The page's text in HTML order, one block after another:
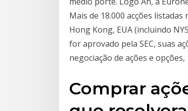
Mais de 18.000 acções
Hong Kong, EUA (incluindo
for aprovado pela SEC, suas
negociação de ações e opções,
Comprar